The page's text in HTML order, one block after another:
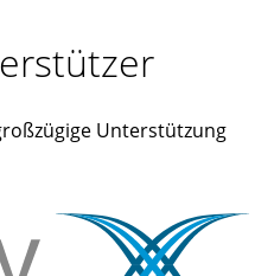
Unterstützung